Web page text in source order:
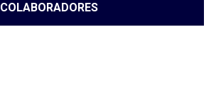
COLABORADORES